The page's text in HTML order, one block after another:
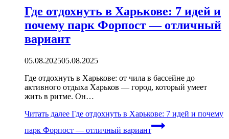
Где отдохнуть в Харькове: 7 идей и
почему парк Форпост — отличный
вариант
05.08.202505.08.2025
Где отдохнуть в Харькове: от чила в бассейне до
активного отдыха Харьков — город, который умеет
жить в ритме. Он…
Читать далее Где отдохнуть в Харькове: 7 идей и почему
парк Форпост — отличный вариант